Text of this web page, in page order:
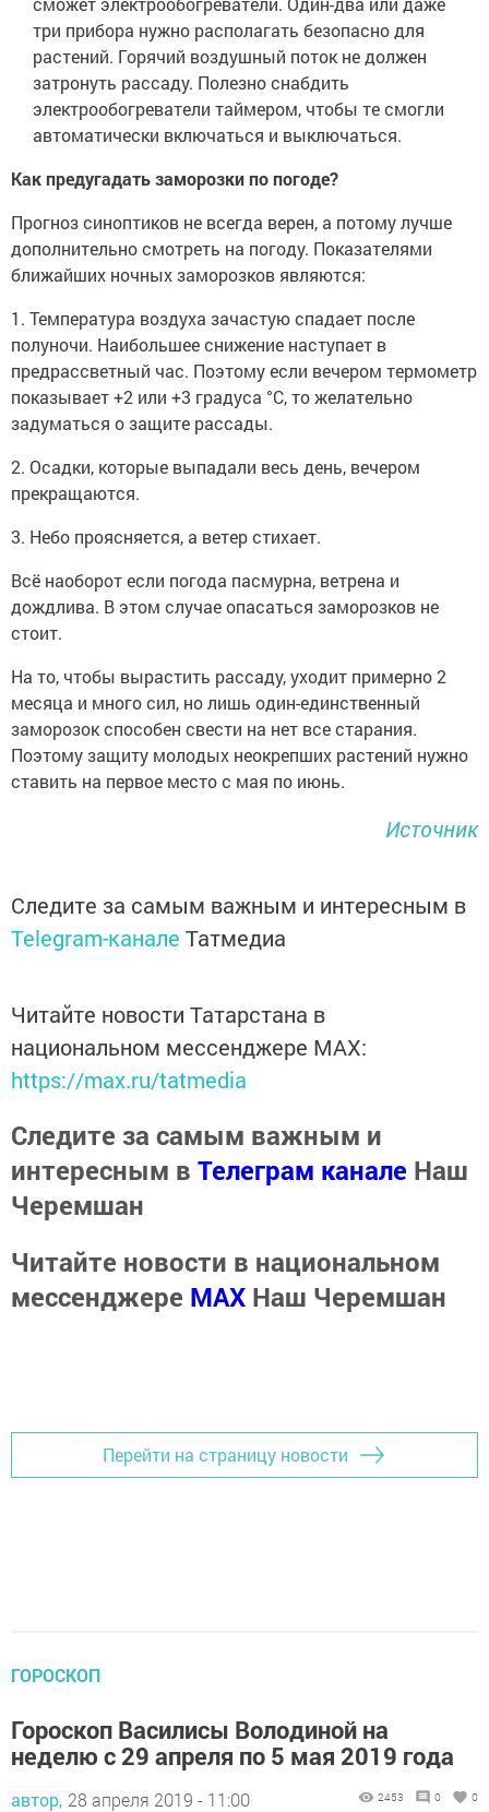
три прибора нужно располагать безопасно для
растений. Горячий воздушный поток не должен
затронуть рассаду. Полезно снабдить
электрообогреватели таймером, чтобы те смогли
автоматически включаться и выключаться.
Как предугадать заморозки по погоде?
Прогноз синоптиков не всегда верен, а потому лучше
дополнительно смотреть на погоду. Показателями
ближайших ночных заморозков являются:
1. Температура воздуха зачастую спадает после
полуночи. Наибольшее снижение наступает в
предрассветный час. Поэтому если вечером термометр
показывает +2 или +3 градуса °C, то желательно
задуматься о защите рассады.
2. Осадки, которые выпадали весь день, вечером
прекращаются.
3. Небо проясняется, а ветер стихает.
Всё наоборот если погода пасмурна, ветрена и
дождлива. В этом случае опасаться заморозков не
стоит.
На то, чтобы вырастить рассаду, уходит примерно 2
месяца и много сил, но лишь один-единственный
заморозок способен свести на нет все старания.
Поэтому защиту молодых неокрепших растений нужно
ставить на первое место с мая по июнь.
Источник
Следите за самым важным и интересным в
Telegram-канале Татмедиа
Читайте новости Татарстана в
национальном мессенджере MАХ:
https://max.ru/tatmedia
Следите за самым важным и
интересным в Телеграм канале Наш
Черемшан
Читайте новости в национальном
мессенджере MАХ Наш Черемшан
Перейти на страницу новости
ГОРОСКОП
Гороскоп Василисы Володиной на
неделю с 29 апреля по 5 мая 2019 года
автор, 28 апреля 2019 - 11:00 2453 0 0